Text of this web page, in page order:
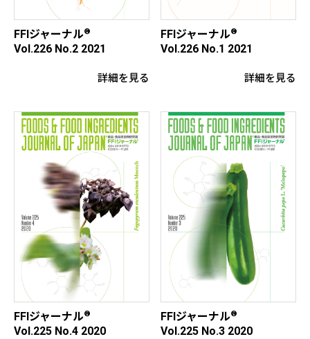
FFIジャーナル®
Vol.226 No.2 2021
詳細を見る
FFIジャーナル®
Vol.226 No.1 2021
詳細を見る
FFIジャーナル®
Vol.225 No.4 2020
FFIジャーナル®
Vol.225 No.3 2020